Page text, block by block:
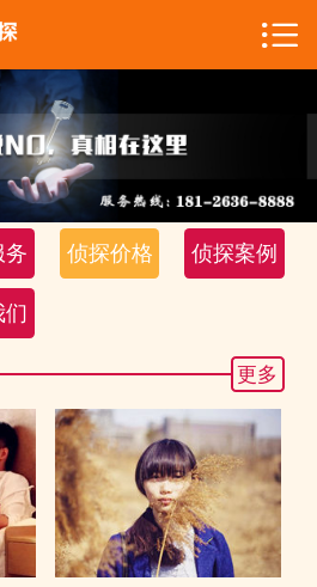
侦探服务
侦探价格
侦探案例

务 侦探价格 侦探案例
们
更多